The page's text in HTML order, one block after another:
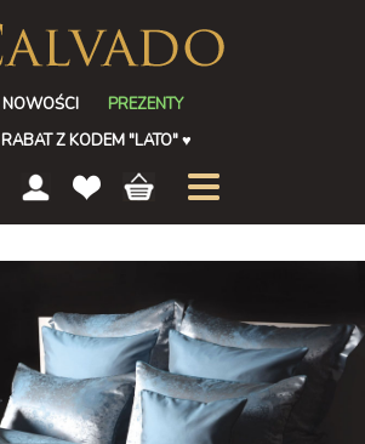
NOWOŚCI
PREZENTY
RABAT Z KODEM "LATO"♥